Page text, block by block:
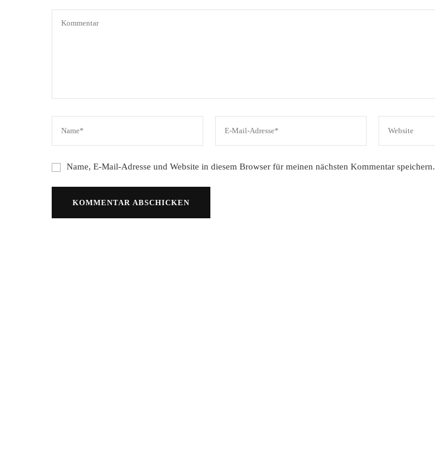
Name, E-Mail-Adresse und Website in diesem Browser für meinen nächsten Kommentar speichern.